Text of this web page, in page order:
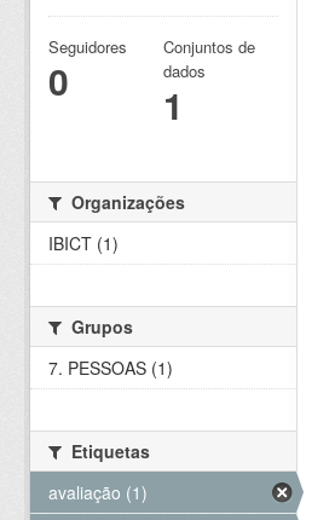
Seguidores
0
Conjuntos de
dados
1
Organizações
IBICT (1)
Grupos
7. PESSOAS (1)
Etiquetas
avaliação (1)